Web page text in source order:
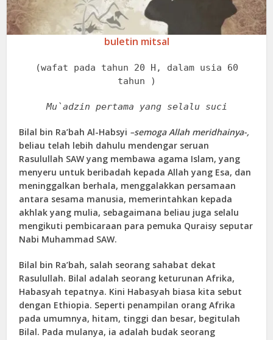
buletin mitsal
(wafat pada tahun 20 H, dalam usia 60
tahun )
Mu`adzin pertama yang selalu suci
Bilal bin Ra’bah Al-Habsyi –semoga Allah meridhainya-,
beliau telah lebih dahulu mendengar seruan
Rasulullah SAW yang membawa agama Islam, yang
menyeru untuk beribadah kepada Allah yang Esa, dan
meninggalkan berhala, menggalakkan persamaan
antara sesama manusia, memerintahkan kepada
akhlak yang mulia, sebagaimana beliau juga selalu
mengikuti pembicaraan para pemuka Quraisy seputar
Nabi Muhammad SAW.
Bilal bin Ra’bah, salah seorang sahabat dekat
Rasulullah. Bilal adalah seorang keturunan Afrika,
Habasyah tepatnya. Kini Habasyah biasa kita sebut
dengan Ethiopia. Seperti penampilan orang Afrika
pada umumnya, hitam, tinggi dan besar, begitulah
Bilal. Pada mulanya, ia adalah budak seorang